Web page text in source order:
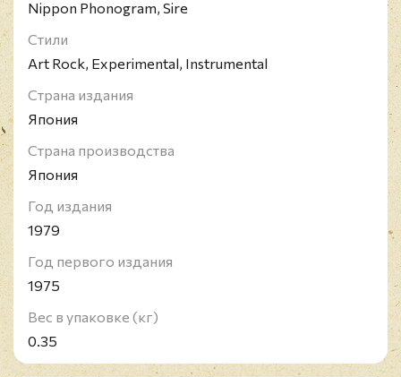
Nippon Phonogram, Sire
Стили
Art Rock, Experimental, Instrumental
Страна издания
Япония
Страна производства
Япония
Год издания
1979
Год первого издания
1975
Вес в упаковке (кг)
0.35